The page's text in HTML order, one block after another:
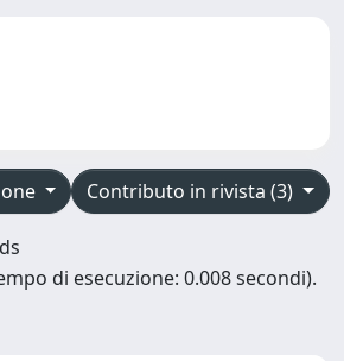
Contributo in rivista (3)
di esecuzione: 0.008 secondi).